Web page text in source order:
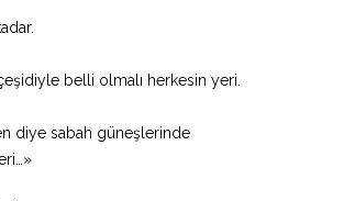
belli olmalı herkesin yeri.
diye sabah güneşlerinde